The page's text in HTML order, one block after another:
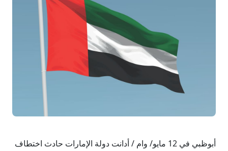
أبوظبي في 12 مايو/ وام / أدانت دولة الإمارات حادث اختطاف